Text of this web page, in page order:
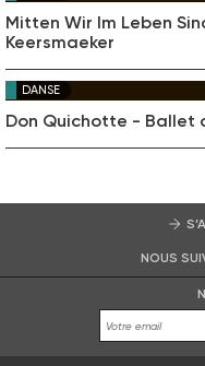
Mitten Wir Im Leben
Keersmaeker
DANSE
Don Quichotte - Ballet
NOUS